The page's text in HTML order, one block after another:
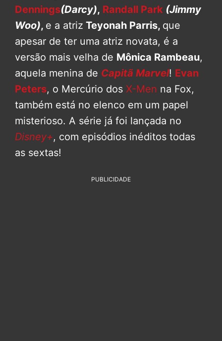
Dennings(Darcy), Randall Park (Jimmy
Woo), e a atriz Teyonah Parris, que
apesar de ter uma atriz novata, é a
versão mais velha de Mônica Rambeau,
aquela menina de Capitã Marvel! Evan
Peters, o Mercúrio dos X-Men na Fox,
também está no elenco em um papel
misterioso. A série já foi lançada no
Disney+, com episódios inéditos todas
as sextas!
PUBLICIDADE